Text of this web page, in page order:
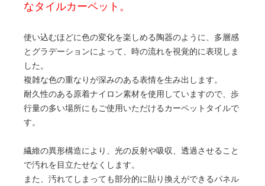
なタイルカーペット。
使い込むほどに色の変化を楽しめる陶器のように、多層感
とグラデーションによって、時の流れを視覚的に表現しま
した。
複雑な色の重なりが深みのある表情を生み出します。
耐久性のある原着ナイロン素材を使用していますので、歩
行量の多い場所にもご使用いただけるカーペットタイルで
す。
繊維の異形構造により、光の反射や吸収、透過させること
で汚れを目立たせなくします。
また、汚れてしまっても部分的に貼り換えができるパネル